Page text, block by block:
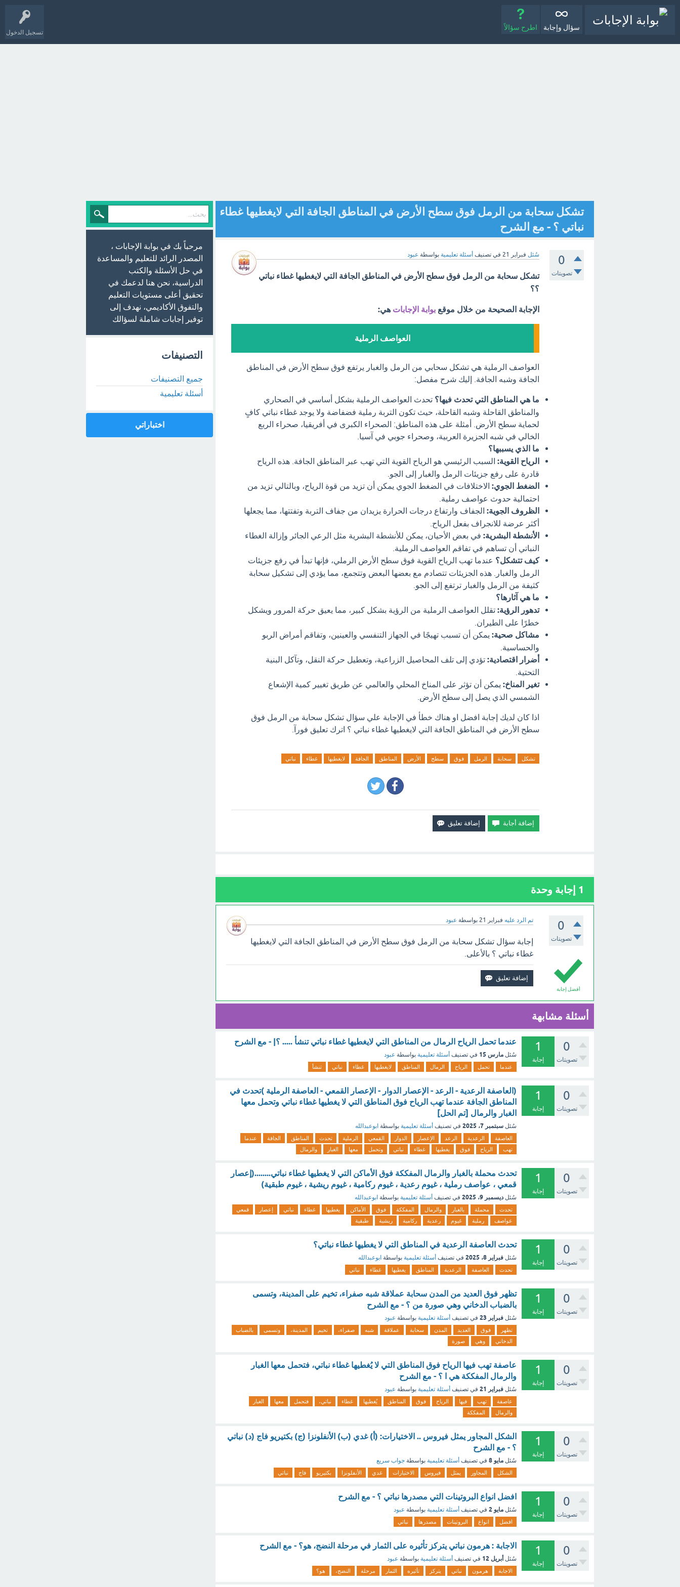
تسجيل الدخول
سؤال وإجابة اطرح سؤالاً
تشكل سحابة من الرمل فوق سطح الأرض في المناطق الجافة التي لايغطيها غطاء
نباتي ؟ - مع الشرح
0
تصويتات
سُئل فبراير 21 في تصنيف أسئلة تعليمية بواسطة عبود
تشكل سحابة من الرمل فوق سطح الأرض في المناطق الجافة التي لايغطيها غطاء نباتي
؟؟
الإجابة الصحيحة من خلال موقع بوابة الإجابات هي:
العواصف الرملية
العواصف الرملية هي تشكل سحابي من الرمل والغبار يرتفع فوق سطح الأرض في المناطق
الجافة وشبه الجافة. إليك شرح مفصل:
ما هي المناطق التي تحدث فيها؟ تحدث العواصف الرملية بشكل أساسي في الصحاري
والمناطق القاحلة وشبه القاحلة، حيث تكون التربة رملية فضفاضة ولا يوجد غطاء نباتي كافٍ
لحماية سطح الأرض. أمثلة على هذه المناطق: الصحراء الكبرى في أفريقيا، صحراء الربع
الخالي في شبه الجزيرة العربية، وصحراء جوبي في آسيا.
ما الذي يسببها؟
الرياح القوية: السبب الرئيسي هو الرياح القوية التي تهب عبر المناطق الجافة. هذه الرياح
قادرة على رفع جزيئات الرمل والغبار إلى الجو.
الضغط الجوي: الاختلافات في الضغط الجوي يمكن أن تزيد من قوة الرياح، وبالتالي تزيد من
احتمالية حدوث عواصف رملية.
الظروف الجوية: الجفاف وارتفاع درجات الحرارة يزيدان من جفاف التربة وتفتتها، مما يجعلها
أكثر عرضة للانجراف بفعل الرياح.
الأنشطة البشرية: في بعض الأحيان، يمكن للأنشطة البشرية مثل الرعي الجائر وإزالة الغطاء
النباتي أن تساهم في تفاقم العواصف الرملية.
كيف تتشكل؟ عندما تهب الرياح القوية فوق سطح الأرض الرملي، فإنها تبدأ في رفع جزيئات
الرمل والغبار. هذه الجزيئات تتصادم مع بعضها البعض وتتجمع، مما يؤدي إلى تشكيل سحابة
كثيفة من الرمل والغبار ترتفع إلى الجو.
ما هي آثارها؟
تدهور الرؤية: تقلل العواصف الرملية من الرؤية بشكل كبير، مما يعيق حركة المرور ويشكل
خطرًا على الطيران.
مشاكل صحية: يمكن أن تسبب تهيجًا في الجهاز التنفسي والعينين، وتفاقم أمراض الربو
والحساسية.
أضرار اقتصادية: تؤدي إلى تلف المحاصيل الزراعية، وتعطيل حركة النقل، وتآكل البنية
التحتية.
تغير المناخ: يمكن أن تؤثر على المناخ المحلي والعالمي عن طريق تغيير كمية الإشعاع
الشمسي الذي يصل إلى سطح الأرض.
اذا كان لديك إجابة افضل او هناك خطأ في الإجابة علي سؤال تشكل سحابة من الرمل فوق
سطح الأرض في المناطق الجافة التي لايغطيها غطاء نباتي ؟ اترك تعليق فورآ.
تشكل سحابة الرمل فوق سطح الأرض المناطق الجافة لايغطيها غطاء نباتي
1 إجابة وحدة
0
تصويتات
تم الرد عليه فبراير 21 بواسطة عبود
أفضل إجابة
إجابة سؤال تشكل سحابة من الرمل فوق سطح الأرض في المناطق الجافة التي لايغطيها
غطاء نباتي ؟ بالأعلى.
أسئلة مشابهة
0
تصويتات
1
إجابة
عندما تحمل الرياح الرمال من المناطق التي لايغطيها غطاء نباتي تنشأ ..... ؟| - مع الشرح
سُئل مارس 15 في تصنيف أسئلة تعليمية بواسطة عبود
عندما تحمل الرياح الرمال المناطق لايغطيها غطاء نباتي تنشأ
0
تصويتات
1
إجابة
(العاصفة الرعدية - الرعد - الإعصار الدوار - الإعصار القمعي - العاصفة الرملية )تحدث في
المناطق الجافة عندما تهب الرياح فوق المناطق التي لا يغطيها غطاء نباتي وتحمل معها
الغبار والرمال [تم الحل]
سُئل سبتمبر 7، 2025 في تصنيف أسئلة تعليمية بواسطة ابوعبدالله
العاصفة الرعدية الرعد الإعصار الدوار القمعي الرملية تحدث المناطق الجافة
عندما
تهب
الرياح فوق يغطيها غطاء نباتي وتحمل معها الغبار والرمال
0
تصويتات
1
إجابة
تحدث محملة بالغبار والرمال المفككة فوق الأماكن التي لا يغطيها غطاء نباتي........(إعصار
قمعي ، عواصف رملية ، غيوم رعدية ، غيوم ركامية ، غيوم ريشية ، غيوم طبقية)
سُئل ديسمبر 9، 2025 في تصنيف أسئلة تعليمية بواسطة ابوعبدالله
تحدث محملة بالغبار والرمال المفككة فوق الأماكن يغطيها غطاء نباتي إعصار
قمعي
عواصف
رملية غيوم رعدية ركامية ريشية طبقية
0
تصويتات
1
إجابة
تحدث العاصفة الرعدية في المناطق التي لا يغطيها غطاء نباتي؟
سُئل فبراير 8، 2025 في تصنيف أسئلة تعليمية بواسطة ابوعبدالله
تحدث العاصفة الرعدية المناطق يغطيها غطاء نباتي
0
تصويتات
1
إجابة
تظهر فوق العديد من المدن سحابة عملاقة شبه صفراء، تخيم على المدينة، وتسمى
بالضباب الدخاني وهي صورة من ؟ - مع الشرح
سُئل فبراير 23 في تصنيف أسئلة تعليمية بواسطة عبود
تظهر فوق العديد المدن سحابة عملاقة شبه صفراء، تخيم المدينة، وتسمى
بالضباب
الدخاني
وهي صورة
0
تصويتات
1
إجابة
عاصفة تهب فيها الرياح فوق المناطق التي لا يُغطيها غطاء نباتي، فتحمل معها الغبار
والرمال المفككة هي ا ؟ - مع الشرح
سُئل فبراير 21 في تصنيف أسئلة تعليمية بواسطة عبود
عاصفة تهب فيها الرياح فوق المناطق يُغطيها غطاء نباتي، فتحمل معها
الغبار
والرمال
المفككة
0
تصويتات
1
إجابة
الشكل المجاور يمثل فيروس .. الاختيارات: (أ) غدي (ب) الأنفلونزا (ج) بكتيريو فاج (د) نباتي
؟ - مع الشرح
سُئل مايو 8 في تصنيف أسئلة تعليمية بواسطة جواب سريع
الشكل المجاور يمثل فيروس الاختيارات غدي الأنفلونزا بكتيريو فاج نباتي
0
تصويتات
1
إجابة
افضل انواع البروتينات التي مصدرها نباتي ؟ - مع الشرح
سُئل مايو 2 في تصنيف أسئلة تعليمية بواسطة عبود
افضل انواع البروتينات مصدرها نباتي
0
تصويتات
1
إجابة
الاجابة : هرمون نباتي يتركز تأثيره على الثمار في مرحلة النضج، هو؟ - مع الشرح
سُئل أبريل 12 في تصنيف أسئلة تعليمية بواسطة عبود
الاجابة هرمون نباتي يتركز تأثيره الثمار مرحلة النضج، هو؟
مرحباً بك في بوابة الإجابات ،
المصدر الرائد للتعليم والمساعدة
في حل الأسئلة والكتب
الدراسية، نحن هنا لدعمك في
تحقيق أعلى مستويات التعليم
والتفوق الأكاديمي، نهدف إلى
توفير إجابات شاملة لسؤالك
التصنيفات
جميع التصنيفات
أسئلة تعليمية
اختباراتي